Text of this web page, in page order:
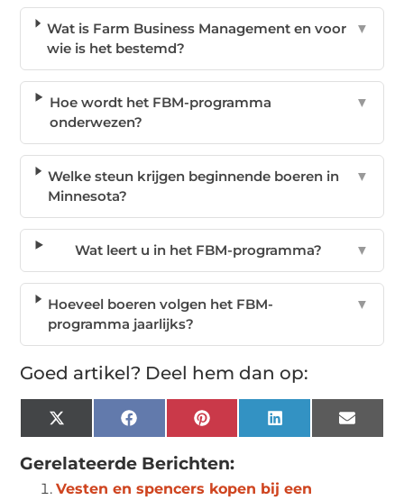
Wat is Farm Business Management en voor
wie is het bestemd?
▼
Hoe wordt het FBM-programma
onderwezen?
▼
Welke steun krijgen beginnende boeren in
Minnesota?
▼
Wat leert u in het FBM-programma? ▼
Hoeveel boeren volgen het FBM-
programma jaarlijks?
▼
Goed artikel? Deel hem dan op:
X
(Twitter)
Facebook Pinterest LinkedIn Email
Gerelateerde Berichten:
Vesten en spencers kopen bij een